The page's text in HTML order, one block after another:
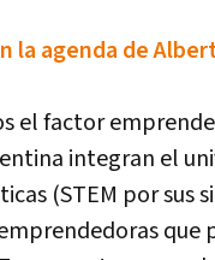
la agenda de
el factor
integran el
(STEM por sus
que